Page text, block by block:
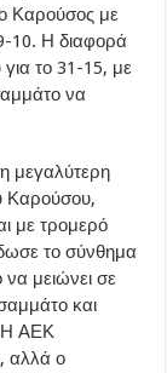
Καρούσος με
10. Η διαφορά
το 31-15, με
να
μεγαλύτερη
Καρούσου,
με τρομερό
το σύνθημα
μειώνει σε
και
Η ΑΕΚ
αλλά ο